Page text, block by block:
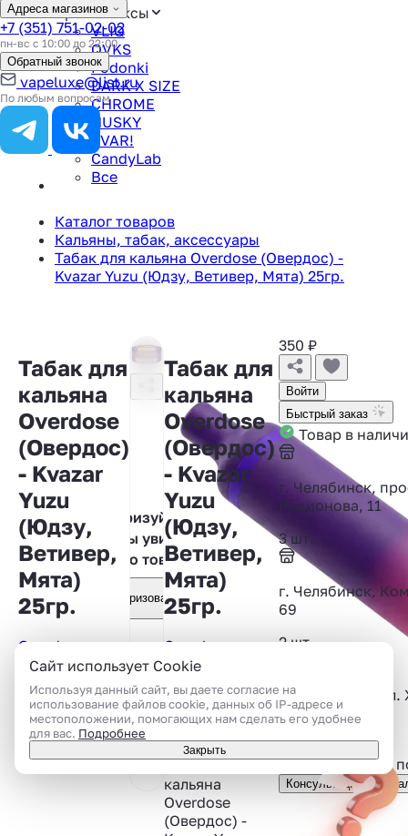
Аромамиксы
VLIQ
QVKS
Podonki
DARK X SIZE
CHROME
HUSKY
TVAR!
CandyLab
Все
Адреса магазинов
+7 (351) 751-02-02
пн-вс с 10:00 до 22:00
Обратный звонок
vapeluxe@list.ru
По любым вопросам
Каталог товаров
Кальяны, табак, аксессуары
Табак для кальяна Overdose (Овердос) -
Kvazar Yuzu (Юдзу, Ветивер, Мята) 25гр.
Табак для
кальяна
Overdose
(Овердос)
- Kvazar
Yuzu
(Юдзу,
Ветивер,
Мята)
25гр.
Overdose
0.0
0 отзывов
Артикул:
96685501
Авторизуйтесь,
чтобы увидеть
фото товара
Авторизоваться
Табак для
кальяна
Overdose
(Овердос)
- Kvazar
Yuzu
(Юдзу,
Ветивер,
Мята)
25гр.
Overdose
Артикул:
Табак для
кальяна
Overdose
(Овердос) -
350 ₽
Войти
Быстрый заказ
Товар в
г. Челябинск,
Родионова, 11
3 шт.
г. Челябинск,
69
2 шт.
г. Челябинск,
2 шт.
Показать все
Подсказать или
Консультация
Сайт использует Cookie
Используя данный сайт, вы даете согласие на
использование файлов cookie, данных об IP-адресе и
местоположении, помогающих нам сделать его удобнее
для вас. Подробнее
Закрыть